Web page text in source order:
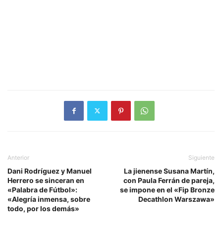
Anterior
Dani Rodríguez y Manuel
Herrero se sinceran en
«Palabra de Fútbol»:
«Alegría inmensa, sobre
todo, por los demás»
Siguiente
La jienense Susana Martín,
con Paula Ferrán de pareja,
se impone en el «Fip Bronze
Decathlon Warszawa»